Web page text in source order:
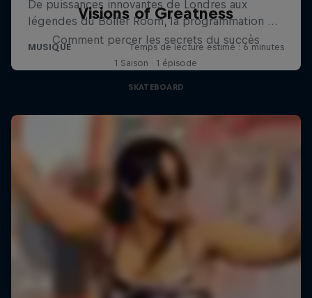
Visions of Greatness
Comment percer les secrets du succès
1 Saison · 1 épisode
SKATEBOARD